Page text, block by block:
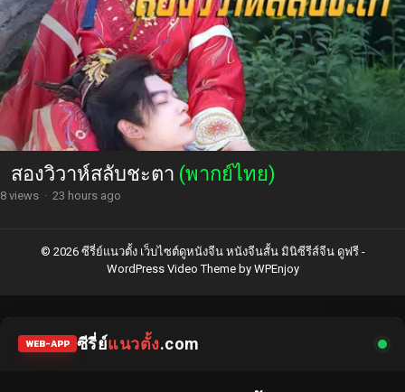
สองวิวาห์สลับชะตา (พากย์ไทย)
8 views · 23 hours ago
© 2026 ซีรี่ย์แนวตั้ง เว็บไซต์ดูหนังจีน หนังจีนสั้น มินิซีรีส์จีน ดูฟรี -
WordPress Video Themeby WPEnjoy
WEB-APP ซีรี่ย์แนวตั้ง.com